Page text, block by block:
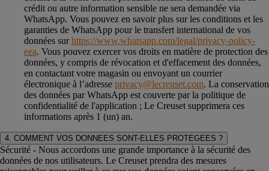
crédit ou autre information sensible ne sera demandée via
WhatsApp. Vous pouvez en savoir plus sur les conditions et les
garanties de WhatsApp pour le transfert international de vos
données surhttps://www.whatsapp.com/legal/privacy-policy-
eea. Vous pouvez exercer vos droits en matière de protection des
données, y compris de révocation et d'effacement des données,
en contactant votre magasin ou envoyant un courrier
électronique à l’adresse privacy@lecreuset.com. La conservation
des données par WhatsApp est couverte par la politique de
confidentialité de l'application ; Le Creuset supprimera ces
informations après 1 (un) an.
4. COMMENT VOS DONNEES SONT-ELLES PROTEGEES ?
Sécurité - Nous accordons une grande importance à la sécurité des
données de nos utilisateurs. Le Creuset prendra des mesures